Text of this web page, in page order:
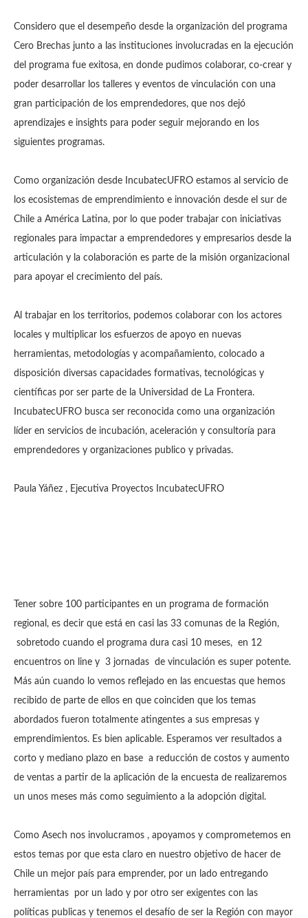
Considero que el desempeño desde la organización del programa
Cero Brechas junto a las instituciones involucradas en la ejecución
del programa fue exitosa, en donde pudimos colaborar, co-crear y
poder desarrollar los talleres y eventos de vinculación con una
gran participación de los emprendedores, que nos dejó
aprendizajes e insights para poder seguir mejorando en los
siguientes programas.
Como organización desde IncubatecUFRO estamos al servicio de
los ecosistemas de emprendimiento e innovación desde el sur de
Chile a América Latina, por lo que poder trabajar con iniciativas
regionales para impactar a emprendedores y empresarios desde la
articulación y la colaboración es parte de la misión organizacional
para apoyar el crecimiento del país.
Al trabajar en los territorios, podemos colaborar con los actores
locales y multiplicar los esfuerzos de apoyo en nuevas
herramientas, metodologías y acompañamiento, colocado a
disposición diversas capacidades formativas, tecnológicas y
científicas por ser parte de la Universidad de La Frontera.
IncubatecUFRO busca ser reconocida como una organización
líder en servicios de incubación, aceleración y consultoría para
emprendedores y organizaciones publico y privadas.
Paula Yáñez , Ejecutiva Proyectos IncubatecUFRO
Tener sobre 100 participantes en un programa de formación
regional, es decir que está en casi las 33 comunas de la Región,
sobretodo cuando el programa dura casi 10 meses, en 12
encuentros on line y 3 jornadas de vinculación es super potente.
Más aún cuando lo vemos reflejado en las encuestas que hemos
recibido de parte de ellos en que coinciden que los temas
abordados fueron totalmente atingentes a sus empresas y
emprendimientos. Es bien aplicable. Esperamos ver resultados a
corto y mediano plazo en base a reducción de costos y aumento
de ventas a partir de la aplicación de la encuesta de realizaremos
un unos meses más como seguimiento a la adopción digital.
Como Asech nos involucramos , apoyamos y comprometemos en
estos temas por que esta claro en nuestro objetivo de hacer de
Chile un mejor país para emprender, por un lado entregando
herramientas por un lado y por otro ser exigentes con las
políticas publicas y tenemos el desafío de ser la Región con mayor